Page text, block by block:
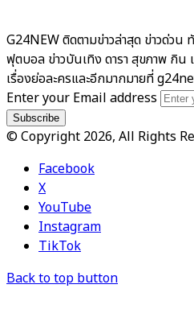
G24NEW ติดตามข่าวล่าสุด ข่าวด่ว
ฟุตบอล ข่าวบันเทิง ดารา สุขภาพ กิน
เรื่องย่อละครและอีกมากมายที่
Enter your Email address
© Copyright 2026, All Rights
Facebook
X
YouTube
Instagram
TikTok
Back to top button